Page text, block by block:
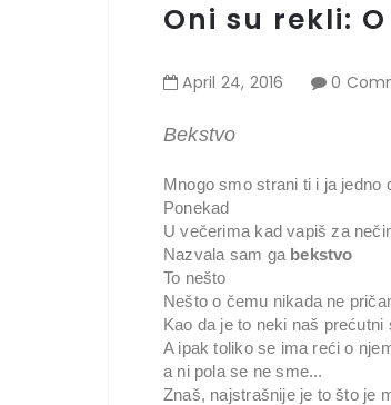
Oni su rekli:
April 24, 2016 0
Bekstvo
Mnogo smo strani ti i ja jedno
Ponekad
U večerima kad vapiš za
Nazvala sam ga bekstvo
To nešto
Nešto o čemu nikada ne
Kao da je to neki naš prećutni
A ipak toliko se ima reći o
a ni pola se ne sme...
Znaš, najstrašnije je to što je